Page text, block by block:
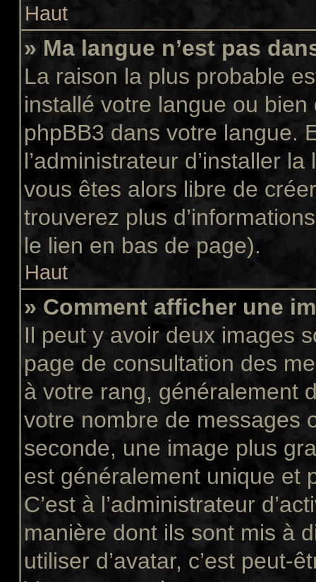
Haut
» Ma langue n’est pas
La raison la plus probable
installé votre langue ou
phpBB3 dans votre langue.
l’administrateur d’installer
vous êtes alors libre de
trouverez plus
le lien en bas de page).
Haut
» Comment afficher une
Il peut y avoir deux images
page de consultation des
à votre rang, généralement
votre nombre de messages
seconde, une image plus
est généralement unique et
C’est à l’administrateur
manière dont ils sont mis à
utiliser d’avatar, c’est peut-